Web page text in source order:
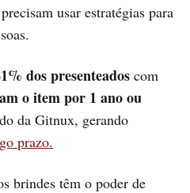
usar estratégias para
dos presenteados com
o item por 1 ano ou
da Gitnux, gerando
prazo.
brindes têm o poder de